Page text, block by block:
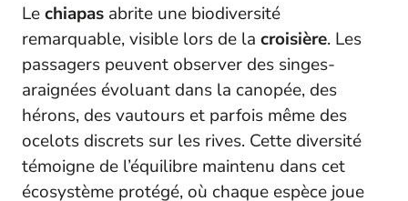
Lechiapas abrite une biodiversité
remarquable, visible lors de la croisière. Les
passagers peuvent observer des singes-
araignées évoluant dans la canopée, des
hérons, des vautours et parfois même des
ocelots discrets sur les rives. Cette diversité
témoigne de l’équilibre maintenu dans cet
écosystème protégé, où chaque espèce joue